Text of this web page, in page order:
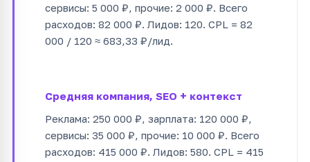
сервисы: 5 000 ₽, прочие: 2 000 ₽. Всего
расходов: 82 000 ₽. Лидов: 120. CPL = 82
000 / 120 ≈ 683,33 ₽/лид.
Средняя компания, SEO + контекст
Реклама: 250 000 ₽, зарплата: 120 000 ₽,
сервисы: 35 000 ₽, прочие: 10 000 ₽. Всего
расходов: 415 000 ₽. Лидов: 580. CPL = 415